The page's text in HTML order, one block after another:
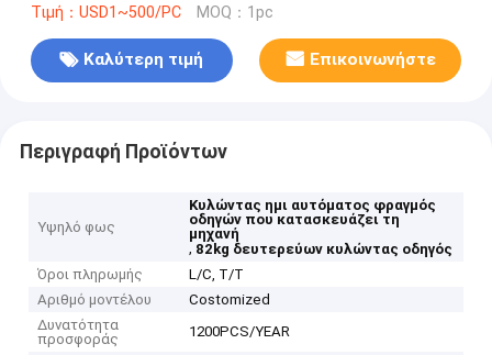
Τιμή：USD1~500/PC MOQ：1pc
Καλύτερη τιμή Επικοινωνήστε
Περιγραφή Προϊόντων
Υψηλό φως
Κυλώντας ημι αυτόματος φραγμός
οδηγών που κατασκευάζει τη
μηχανή
, 82kg δευτερεύων κυλώντας οδηγός
Όροι πληρωμής
L/C, T/T
Αριθμό μοντέλου
Costomized
Δυνατότητα
προσφοράς
1200PCS/YEAR